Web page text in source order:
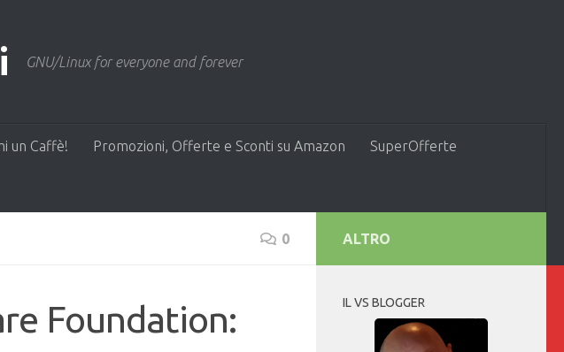
GNU/Linux for everyone and forever
un Caffè! Promozioni, Offerte e Sconti su Amazon SuperOfferte
0
Foundation:
ALTRO
IL VS BLOGGER